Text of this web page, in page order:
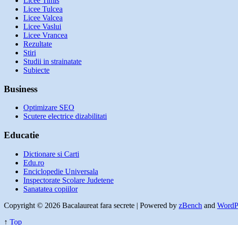
Licee Tulcea
Licee Valcea
Licee Vaslui
Licee Vrancea
Rezultate
Stiri
Studii in strainatate
Subiecte
Business
Optimizare SEO
Scutere electrice dizabilitati
Educatie
Dictionare si Carti
Edu.ro
Enciclopedie Universala
Inspectorate Scolare Judetene
Sanatatea copiilor
Copyright © 2026 Bacalaureat fara secrete | Powered by zBench and
↑ Top